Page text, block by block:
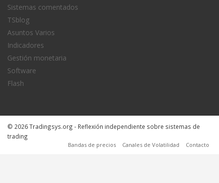
Sistemas comentados
TSblog
Asuntos Varios
Indicadores
Gestión monetaria
Software
Flash
© 2026 Tradingsys.org - Reflexión independiente sobre sistemas de
trading
Bandas de precios Canales de Volatilidad Contacto